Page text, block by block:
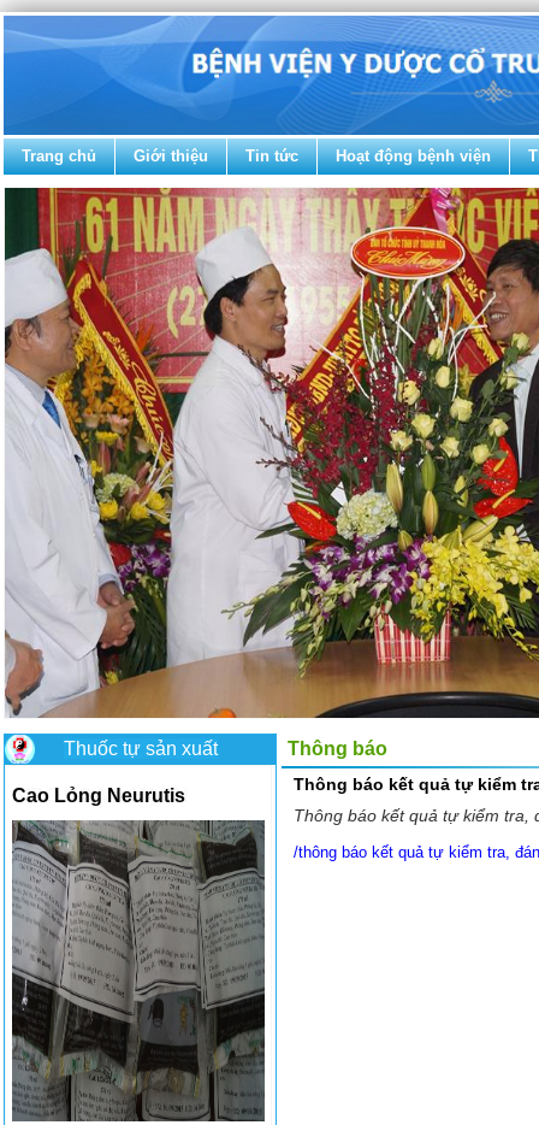
Trang chủ Giới thiệu Tin tức Hoạt động bệnh viện
Thuốc tự sản xuất
Cao Lỏng Neurutis
Thông báo
Thông báo kết quả tự kiểm
Thông báo kết quả tự kiểm tra,
/thông báo kết quả tự kiểm tra,